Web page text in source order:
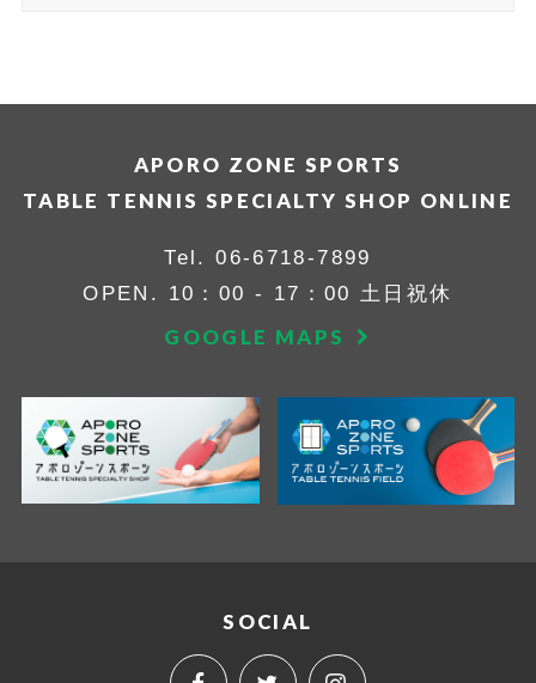
APORO ZONE SPORTS
TABLE TENNIS SPECIALTY SHOP ONLINE
Tel.06-6718-7899
OPEN. 10：00 - 17：00 土日祝休
GOOGLE MAPS
SOCIAL